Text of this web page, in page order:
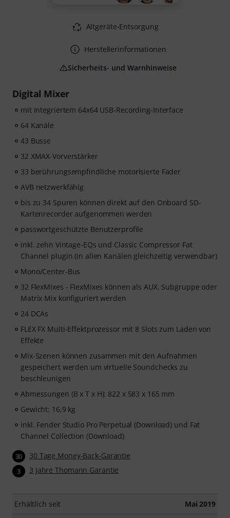
Digital Mixer
mit integriertem 64x64 USB-Recording-Interface
64 Kanäle
43 Busse
32 XMAX-Vorverstärker
33 berührungsempfindliche motorisierte Fader
AVB netzwerkfähig
bis zu 34 Spuren können direkt auf den Onboard SD-
Kartenrecorder aufgenommen werden
passwortgeschützte Benutzerprofile
inkl. zehn Vintage-EQs und Classic Compressor Fat
Channel plugin (in allen Kanälen gleichzeitig verwendbar)
Mono/Center-Bus
32 FlexMixes - FlexMixes können als AUX. Subgruppe oder
Matrix Mix konfiguriert werden
24 DCAs
FLEX FX Multi-Effektprozessor mit 8 Slots zum Laden von
Effekte
Mix-Szenen können zusammen mit den Aufnahmen
gespeichert werden um virtuelle Soundchecks zu
beschleunigen
Abmessungen (B x T x H): 822 x 583 x 165 mm
Gewicht: 16,9 kg
inkl. Fender Studio Pro Perpetual (Download) und Fat
Channel Collection (Download)
30 30 Tage Money-Back-Garantie
3 3 Jahre Thomann Garantie
Erhältlich seit Mai 2019
Altgeräte-Entsorgung
Herstellerinformationen
Sicherheits- und Warnhinweise